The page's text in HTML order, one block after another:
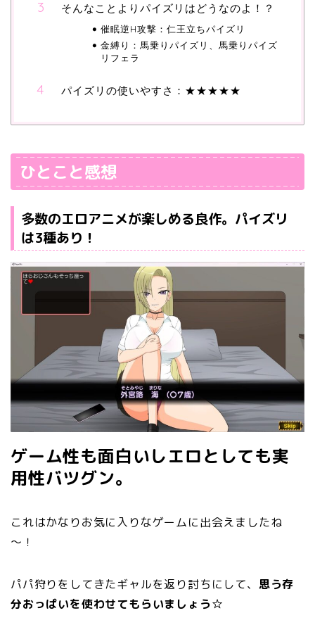
そんなことよりパイズリはどうなのよ！？
催眠逆H攻撃：仁王立ちパイズリ
金縛り：馬乗りパイズリ、馬乗りパイズ
リフェラ
パイズリの使いやすさ：★★★★★
ひとこと感想
多数のエロアニメが楽しめる良作。パイズリ
は3種あり！
ゲーム性も面白いしエロとしても実
用性バツグン。
これはかなりお気に入りなゲームに出会えましたね
～！
パパ狩りをしてきたギャルを返り討ちにして、 思う存
分おっぱいを使わせてもらいましょう☆